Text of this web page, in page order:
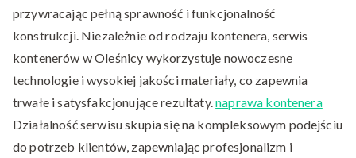
przywracając pełną sprawność i funkcjonalność
konstrukcji. Niezależnie od rodzaju kontenera, serwis
kontenerów w Oleśnicy wykorzystuje nowoczesne
technologie i wysokiej jakości materiały, co zapewnia
trwałe i satysfakcjonujące rezultaty.naprawa kontenera
Działalność serwisu skupia się na kompleksowym podejściu
do potrzeb klientów, zapewniając profesjonalizm i